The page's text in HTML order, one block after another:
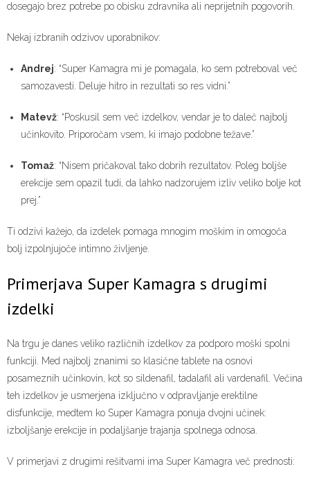
dosegajo brez potrebe po obisku zdravnika ali neprijetnih pogovorih.
Nekaj izbranih odzivov uporabnikov:
Andrej: “Super Kamagra mi je pomagala, ko sem potreboval več
samozavesti. Deluje hitro in rezultati so res vidni.”
Matevž: “Poskusil sem več izdelkov, vendar je to daleč najbolj
učinkovito. Priporočam vsem, ki imajo podobne težave.”
Tomaž: “Nisem pričakoval tako dobrih rezultatov. Poleg boljše
erekcije sem opazil tudi, da lahko nadzorujem izliv veliko bolje kot
prej.”
Ti odzivi kažejo, da izdelek pomaga mnogim moškim in omogoča
bolj izpolnjujoče intimno življenje.
Primerjava Super Kamagra s drugimi
izdelki
Na trgu je danes veliko različnih izdelkov za podporo moški spolni
funkciji. Med najbolj znanimi so klasične tablete na osnovi
posameznih učinkovin, kot so sildenafil, tadalafil ali vardenafil. Večina
teh izdelkov je usmerjena izključno v odpravljanje erektilne
disfunkcije, medtem ko Super Kamagra ponuja dvojni učinek:
izboljšanje erekcije in podaljšanje trajanja spolnega odnosa.
V primerjavi z drugimi rešitvami ima Super Kamagra več prednosti: